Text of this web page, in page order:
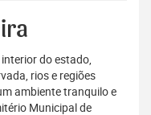
do estado,
rios e regiões
ambiente tranquilo e
Municipal de